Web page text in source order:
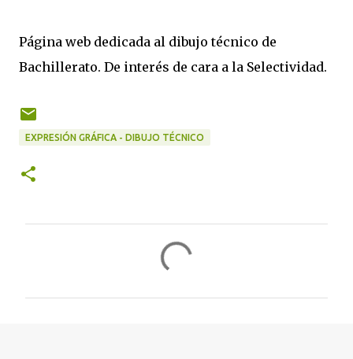
Página web dedicada al dibujo técnico de
Bachillerato. De interés de cara a la Selectividad.
EXPRESIÓN GRÁFICA - DIBUJO TÉCNICO